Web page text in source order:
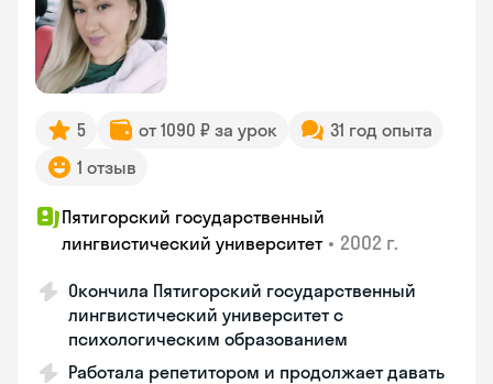
5 от 1090 ₽ за урок
31 год опыта
1 отзыв
Пятигорский государственный
лингвистический университет • 2002 г.
Окончила Пятигорский государственный
лингвистический университет с
психологическим образованием
Работала репетитором и продолжает давать